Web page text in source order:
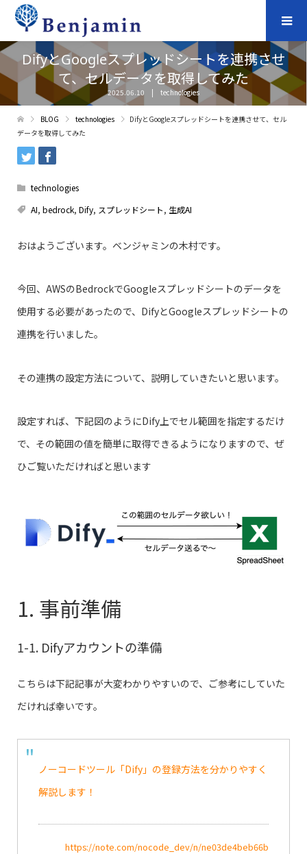
DifyとGoogleスプレッドシートを連携させ
て、セルデータを取得してみた
2025.06.10 technologies
BLOG technologies
DifyとGoogleスプレッドシートを連携させて、セル
データを取得してみた
technologies
AI, bedrock, Dify, スプレッドシート, 生成AI
おはようございます。ベンジャミンの木村です。
今回、AWSのBedrockでGoogleスプレッドシートのデータを
使用する必要があったので、DifyとGoogleスプレッドシートの
連携を行いました。
その連携の設定方法について、説明していきたいと思います。
設定すれば、下記図のようにDify上でセル範囲を指定するだけ
で、その範囲の値を簡単に取得できるようになりますので、ぜ
ひご覧いただければと思います
1. 事前準備
1-1. Difyアカウントの準備
こちらは下記記事が大変わかりやすいので、ご参考にしていた
だければ幸いです。
ノーコードツール「Dify」の登録方法を分かりやすく
解説します！
https://note.com/nocode_dev/n/ne03de4beb66b